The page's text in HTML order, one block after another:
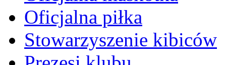
Oficjalna piłka
Stowarzyszenie kibiców